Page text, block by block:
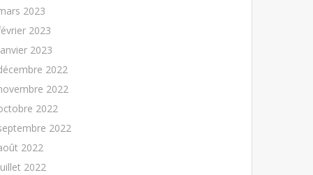
2023
2023
2023
2022
2022
2022
2022
2022
2022